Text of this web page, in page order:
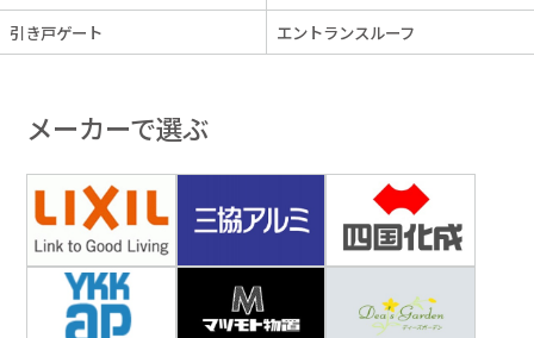
引き戸ゲート エントランスルーフ
メーカーで選ぶ